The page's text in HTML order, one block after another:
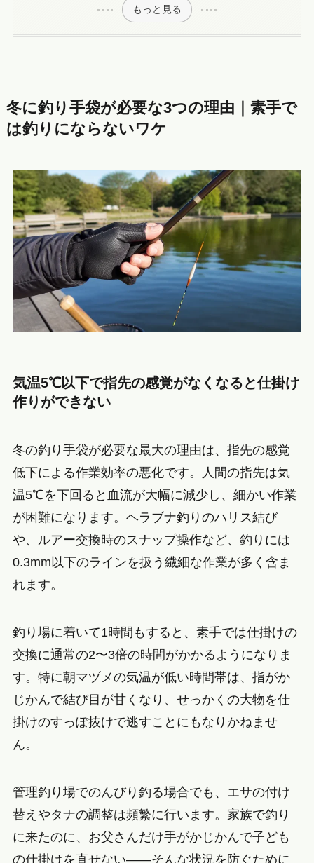
もっと見る
冬に釣り手袋が必要な3つの理由｜素手で
は釣りにならないワケ
気温5℃以下で指先の感覚がなくなると仕掛け
作りができない
冬の釣り手袋が必要な最大の理由は、指先の感覚
低下による作業効率の悪化です。人間の指先は気
温5℃を下回ると血流が大幅に減少し、細かい作業
が困難になります。ヘラブナ釣りのハリス結び
や、ルアー交換時のスナップ操作など、釣りには
0.3mm以下のラインを扱う繊細な作業が多く含ま
れます。
釣り場に着いて1時間もすると、素手では仕掛けの
交換に通常の2〜3倍の時間がかかるようになりま
す。特に朝マヅメの気温が低い時間帯は、指がか
じかんで結び目が甘くなり、せっかくの大物を仕
掛けのすっぽ抜けで逃すことにもなりかねませ
ん。
管理釣り場でのんびり釣る場合でも、エサの付け
替えやタナの調整は頻繁に行います。家族で釣り
に来たのに、お父さんだけ手がかじかんで子ども
の仕掛けを直せない——そんな状況を防ぐために